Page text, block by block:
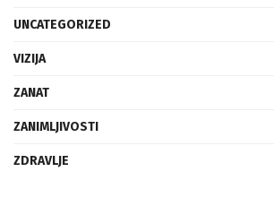
UNCATEGORIZED
VIZIJA
ZANAT
ZANIMLJIVOSTI
ZDRAVLJE